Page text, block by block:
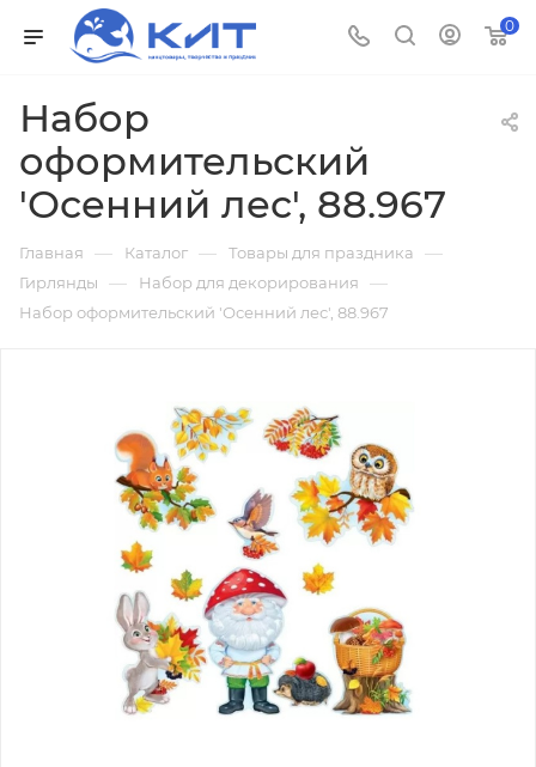
0
Набор
оформительский
'Осенний лес', 88.967
Главная — Каталог — Товары для праздника —
Гирлянды — Набор для декорирования —
Набор оформительский 'Осенний лес', 88.967